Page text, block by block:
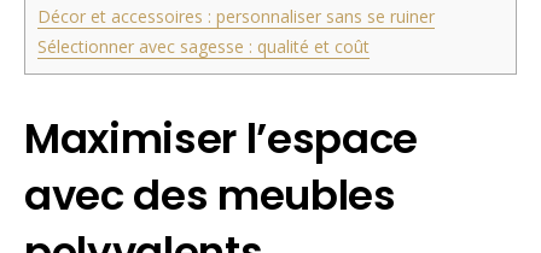
Décor et accessoires : personnaliser sans se ruiner
Sélectionner avec sagesse : qualité et coût
Maximiser l’espace
avec des meubles